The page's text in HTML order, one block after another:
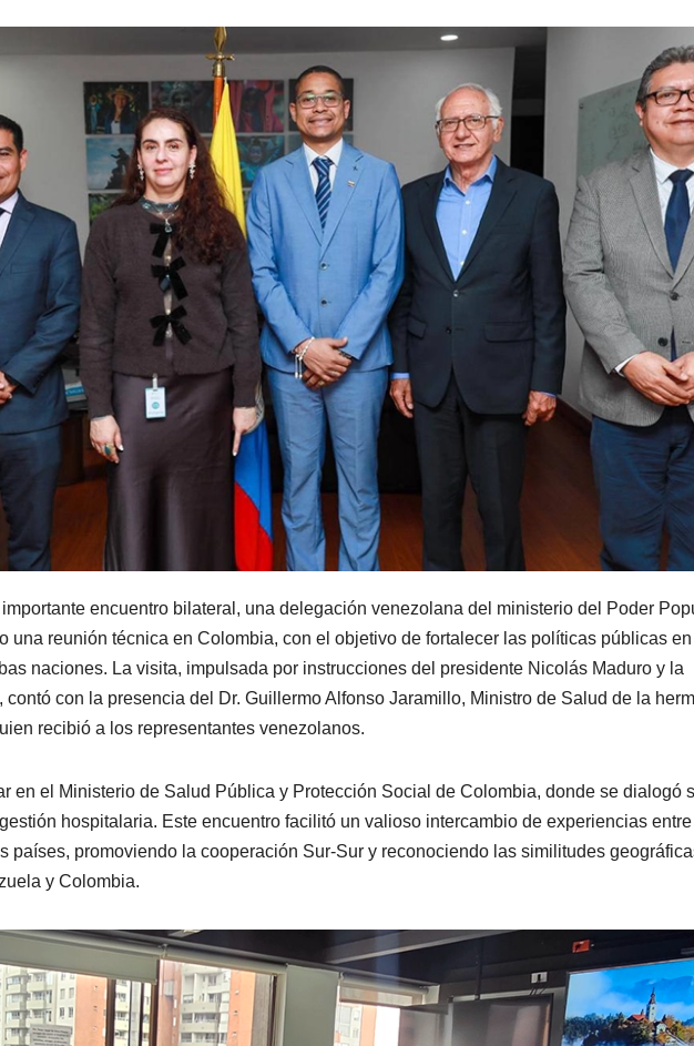
importante encuentro bilateral, una delegación venezolana del ministerio del Poder
una reunión técnica en Colombia, con el objetivo de fortalecer las políticas públicas en
naciones. La visita, impulsada por instrucciones del presidente Nicolás Maduro y la
contó con la presencia del Dr. Guillermo Alfonso Jaramillo, Ministro de Salud de la
recibió a los representantes venezolanos.
en el Ministerio de Salud Pública y Protección Social de Colombia, donde se dialogó
hospitalaria. Este encuentro facilitó un valioso intercambio de experiencias
países, promoviendo la cooperación Sur-Sur y reconociendo las similitudes
y Colombia.